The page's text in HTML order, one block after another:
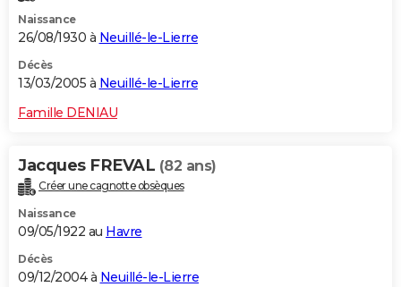
Naissance
26/08/1930 à Neuillé-le-Lierre
Décès
13/03/2005 à Neuillé-le-Lierre
Famille DENIAU
Jacques FREVAL (82 ans)
Créer une cagnotte obsèques
Naissance
09/05/1922 au Havre
Décès
09/12/2004 à Neuillé-le-Lierre